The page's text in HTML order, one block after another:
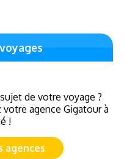
de votre voyage ?
agence Gigatour à
!
agences